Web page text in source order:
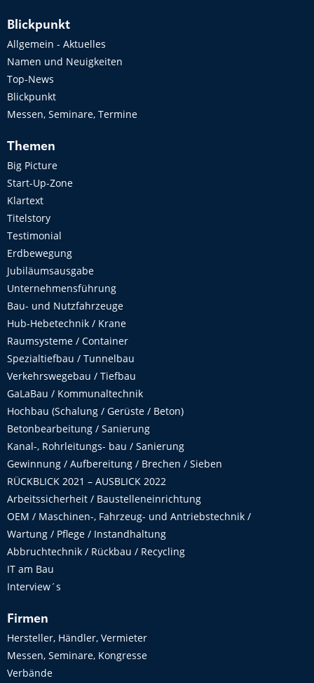
Blickpunkt
Allgemein - Aktuelles
Namen und Neuigkeiten
Top-News
Blickpunkt
Messen, Seminare, Termine
Themen
Big Picture
Start-Up-Zone
Klartext
Titelstory
Testimonial
Erdbewegung
Jubiläumsausgabe
Unternehmensführung
Bau- und Nutzfahrzeuge
Hub-Hebetechnik / Krane
Raumsysteme / Container
Spezialtiefbau / Tunnelbau
Verkehrswegebau / Tiefbau
GaLaBau / Kommunaltechnik
Hochbau (Schalung / Gerüste / Beton)
Betonbearbeitung / Sanierung
Kanal-, Rohrleitungs- bau / Sanierung
Gewinnung / Aufbereitung / Brechen / Sieben
RÜCKBLICK 2021 – AUSBLICK 2022
Arbeitssicherheit / Baustelleneinrichtung
OEM / Maschinen-, Fahrzeug- und Antriebstechnik /
Wartung / Pflege / Instandhaltung
Abbruchtechnik / Rückbau / Recycling
IT am Bau
Interview´s
Firmen
Hersteller, Händler, Vermieter
Messen, Seminare, Kongresse
Verbände